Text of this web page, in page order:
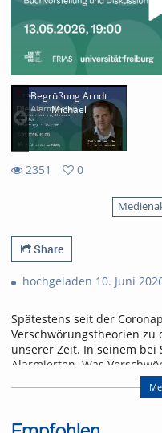
Begrüßung Arndt
Michael
2351
0
Share
hochgeladen 10. Juni
Spätestens seit der
Verschwörungstheorien zu
unserer Zeit. In seinem bei
Alarmierten. Was
analysiert der Amerikanist
Tübingen), warum immer
welche gesellschaftlichen